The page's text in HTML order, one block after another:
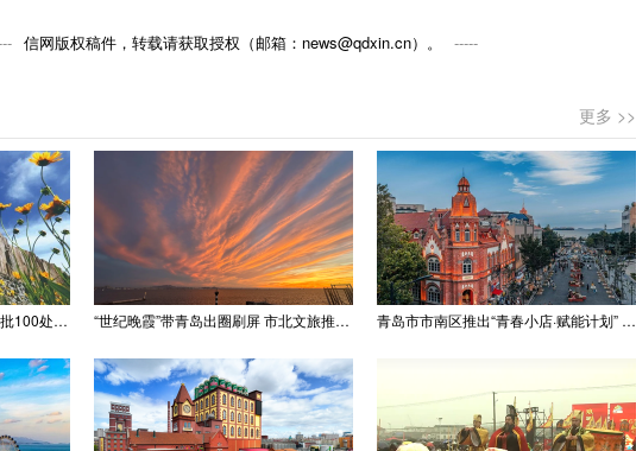
信网版权稿件，转载请获取授权（邮箱：news@qdxin.cn）。
更多 >>
代表中国之美 即墨马山入选首批100处“美丽中国打卡点” “世纪晚霞”带青岛出圈刷屏 市北文旅推出精品线路 青岛市市南区推出“青春小店·赋能计划” 聚满青岛温情